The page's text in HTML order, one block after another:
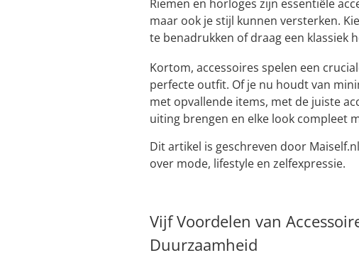
Riemen en horloges zijn essentiële
maar ook je stijl kunnen versterken.
te benadrukken of draag een klassiek
Kortom, accessoires spelen een
perfecte outfit. Of je nu houdt van
met opvallende items, met de juiste
uiting brengen en elke look compleet
Dit artikel is geschreven door
over mode, lifestyle en zelfexpressie.
Vijf Voordelen van
Duurzaamheid